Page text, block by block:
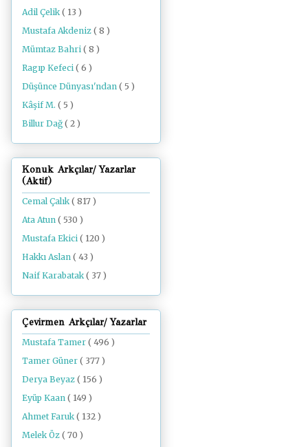
Adil Çelik ( 13 )
Mustafa Akdeniz ( 8 )
Mümtaz Bahri ( 8 )
Ragıp Kefeci ( 6 )
Düşünce Dünyası'ndan ( 5 )
Kâşif M. ( 5 )
Billur Dağ ( 2 )
Konuk Arkçılar/ Yazarlar
(Aktif)
Cemal Çalık( 817 )
Ata Atun ( 530 )
Mustafa Ekici ( 120 )
Hakkı Aslan ( 43 )
Naif Karabatak( 37 )
Çevirmen Arkçılar/ Yazarlar
Mustafa Tamer ( 496 )
Tamer Güner ( 377 )
Derya Beyaz ( 156 )
Eyüp Kaan ( 149 )
Ahmet Faruk ( 132 )
Melek Öz ( 70 )